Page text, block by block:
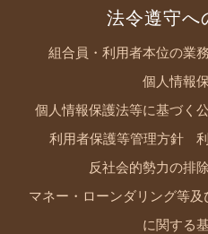
法令遵守へ
組合員・利用者本位の業
個人情報
個人情報保護法等に基づく
利用者保護等管理方針
反社会的勢力の排
マネー・ローンダリング等
に関する